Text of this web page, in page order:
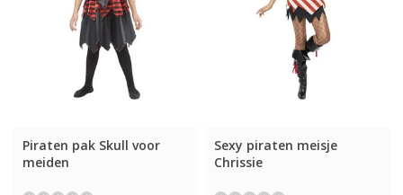
Piraten pak Skull voor
meiden
Sexy piraten meisje
Chrissie